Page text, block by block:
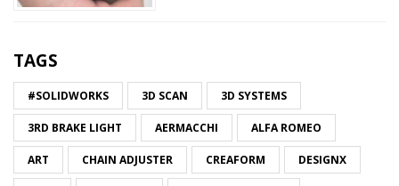
TAGS
#SOLIDWORKS 3D SCAN 3D SYSTEMS
3RD BRAKE LIGHT AERMACCHI ALFA ROMEO
ART CHAIN ADJUSTER CREAFORM DESIGNX